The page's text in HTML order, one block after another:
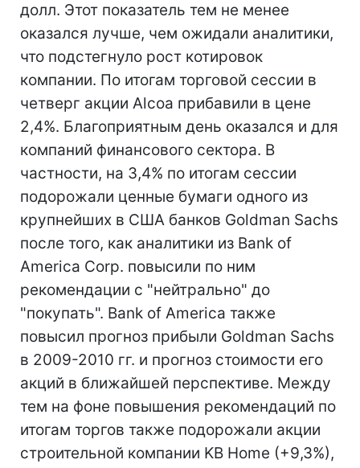
долл. Этот показатель тем не менее
оказался лучше, чем ожидали аналитики,
что подстегнуло рост котировок
компании. По итогам торговой сессии в
четверг акции Alcoa прибавили в цене
2,4%. Благоприятным день оказался и для
компаний финансового сектора. В
частности, на 3,4% по итогам сессии
подорожали ценные бумаги одного из
крупнейших в США банков Goldman Sachs
после того, как аналитики из Bank of
America Corp. повысили по ним
рекомендации с "нейтрально" до
"покупать". Bank of America также
повысил прогноз прибыли Goldman Sachs
в 2009-2010 гг. и прогноз стоимости его
акций в ближайшей перспективе. Между
тем на фоне повышения рекомендаций по
итогам торгов также подорожали акции
строительной компании KB Home (+9,3%),